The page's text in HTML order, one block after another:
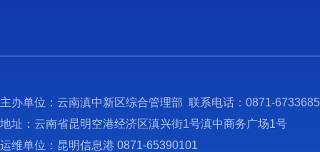
主办单位：云南滇中新区综合管理部 联系电话：0871-
地址：云南省昆明空港经济区滇兴街1号滇中商务广场1号
运维单位：昆明信息港 0871-65390101